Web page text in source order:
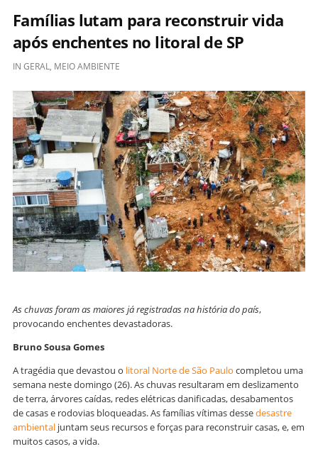
Famílias lutam para reconstruir vida
após enchentes no litoral de SP
IN GERAL, MEIO AMBIENTE
As chuvas foram as maiores já registradas na história do país,
provocando enchentes devastadoras.
Bruno Sousa Gomes
A tragédia que devastou o litoral Norte de São Paulo completou uma
semana neste domingo (26). As chuvas resultaram em deslizamento
de terra, árvores caídas, redes elétricas danificadas, desabamentos
de casas e rodovias bloqueadas. As famílias vítimas dessedesastre
ambiental juntam seus recursos e forças para reconstruir casas, e, em
muitos casos, a vida.